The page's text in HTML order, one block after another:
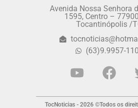
Avenida Nossa Senhora
1595, Centro –
Tocantinópolis /
(63)9.9957-
TocNoticias - 2026 ©Todos os